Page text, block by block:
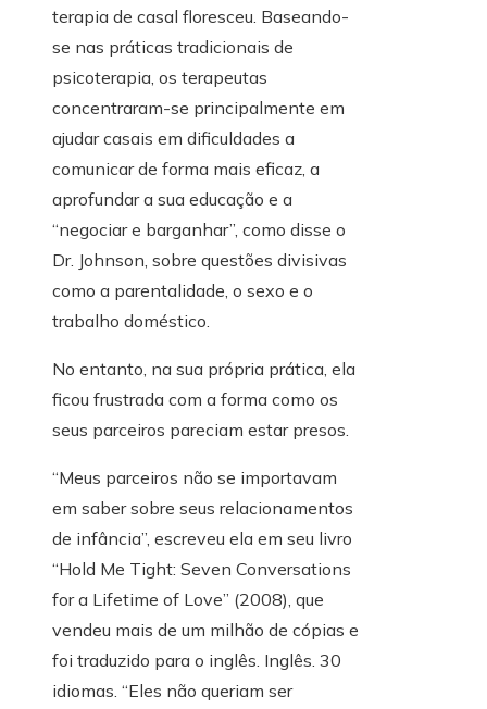
terapia de casal floresceu. Baseando-
se nas práticas tradicionais de
psicoterapia, os terapeutas
concentraram-se principalmente em
ajudar casais em dificuldades a
comunicar de forma mais eficaz, a
aprofundar a sua educação e a
“negociar e barganhar”, como disse o
Dr. Johnson, sobre questões divisivas
como a parentalidade, o sexo e o
trabalho doméstico.
No entanto, na sua própria prática, ela
ficou frustrada com a forma como os
seus parceiros pareciam estar presos.
“Meus parceiros não se importavam
em saber sobre seus relacionamentos
de infância”, escreveu ela em seu livro
“Hold Me Tight: Seven Conversations
for a Lifetime of Love” (2008), que
vendeu mais de um milhão de cópias e
foi traduzido para o inglês. Inglês. 30
idiomas. “Eles não queriam ser